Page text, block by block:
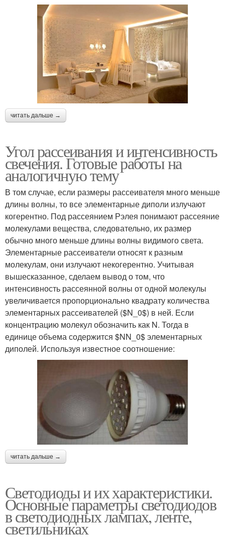
читать дальше →
Угол рассеивания и интенсивность
свечения. Готовые работы на
аналогичную тему
В том случае, если размеры рассеивателя много меньше
длины волны, то все элементарные диполи излучают
когерентно. Под рассеянием Рэлея понимают рассеяние
молекулами вещества, следовательно, их размер
обычно много меньше длины волны видимого света.
Элементарные рассеиватели относят к разным
молекулам, они излучают некогерентно. Учитывая
вышесказанное, сделаем вывод о том, что
интенсивность рассеянной волны от одной молекулы
увеличивается пропорционально квадрату количества
элементарных рассеивателей ($N_0$) в ней. Если
концентрацию молекул обозначить как N. Тогда в
единице объема содержится $NN_0$ элементарных
диполей. Используя известное соотношение:
читать дальше →
Светодиоды и их характеристики.
Основные параметры светодиодов
в светодиодных лампах, ленте,
светильниках